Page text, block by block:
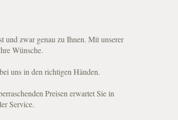
und zwar genau zu Ihnen. Mit unserer
Wünsche.
uns in den richtigen Händen.
Preisen erwartet Sie in
Service.